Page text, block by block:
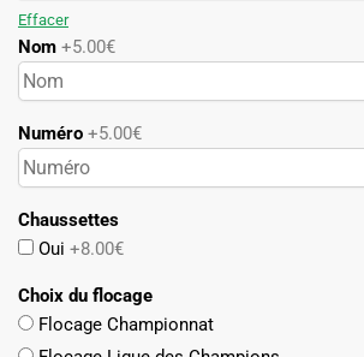
Effacer
Nom +5.00€
Numéro +5.00€
Chaussettes
Oui +8.00€
Choix du flocage
Flocage Championnat